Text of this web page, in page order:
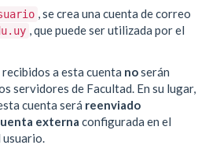
, se crea una cuenta de correo
, que puede ser utilizada por el
a esta cuenta noserán
servidores de Facultad. En su lugar,
cuenta será reenviado
externa configurada en el